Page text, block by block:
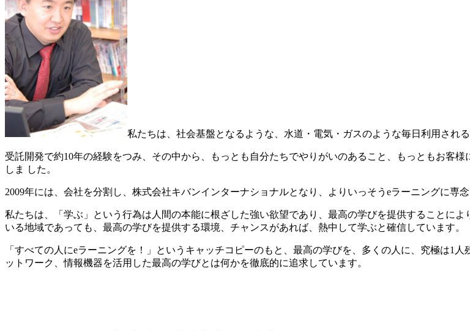
私たちは、社会基盤となるような、水道・電気・ガスのような毎日利用され
受託開発で約10年の経験をつみ、その中から、もっとも自分たちでやりがいのあること、もっともお客
しま した。
2009年には、会社を分割し、株式会社キバンインターナショナルとなり、よりいっそうeラーニングに専
私たちは、「学ぶ」という行為は人間の本能に根ざした強い欲望であり、最高の学びを提供することに
いる地域であっても、最高の学びを提供する環境、チャンスがあれば、熱中して学ぶと確信しています。
「すべての人にeラーニングを！」というキャッチコピーのもと、最高の学びを、多くの人に、究極は1
ットワーク、情報機器を活用した最高の学びとは何かを徹底的に追求しています。